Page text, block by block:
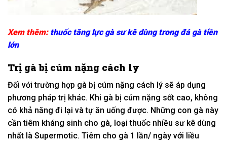
Xem thêm: thuốc tăng lực gà sư kê dùng trong đá gà tiền
lớn
Trị gà bị cúm nặng cách ly
Đối với trường hợp gà bị cúm nặng cách lý sẽ áp dụng
phương pháp trị khác. Khi gà bị cúm nặng sốt cao, không
có khả năng đi lại và tự ăn uống được. Những con gà này
cần tiêm kháng sinh cho gà, loại thuốc nhiều sư kê dùng
nhất là Supermotic. Tiêm cho gà 1 lần/ ngày với liều